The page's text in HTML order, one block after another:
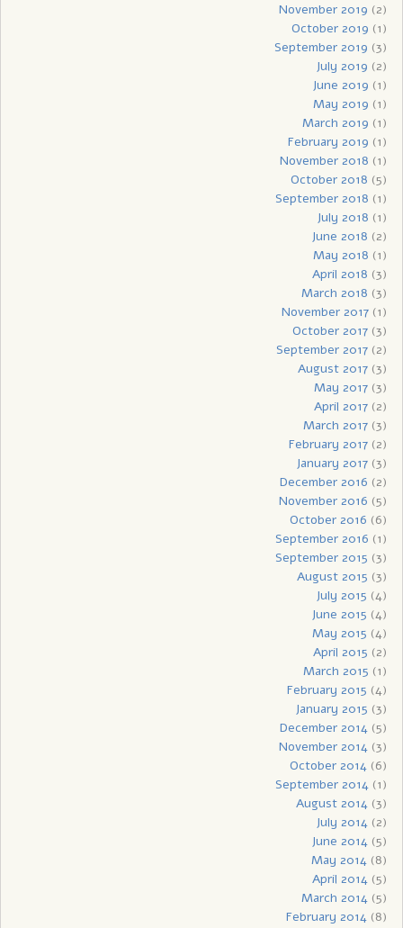
November 2019 (2)
October 2019 (1)
September 2019 (3)
July 2019 (2)
June 2019 (1)
May 2019 (1)
March 2019 (1)
February 2019 (1)
November 2018 (1)
October 2018 (5)
September 2018 (1)
July 2018 (1)
June 2018 (2)
May 2018 (1)
April 2018 (3)
March 2018 (3)
November 2017(1)
October 2017(3)
September 2017(2)
August 2017(3)
May 2017(3)
April 2017(2)
March 2017(3)
February 2017(2)
January 2017(3)
December 2016 (2)
November 2016 (5)
October 2016 (6)
September 2016 (1)
September 2015 (3)
August 2015 (3)
July 2015 (4)
June 2015 (4)
May 2015 (4)
April 2015 (2)
March 2015 (1)
February 2015 (4)
January 2015 (3)
December 2014(5)
November 2014(3)
October 2014(6)
September 2014(1)
August 2014(3)
July 2014(2)
June 2014(5)
May 2014(8)
April 2014(5)
March 2014(5)
February 2014(8)